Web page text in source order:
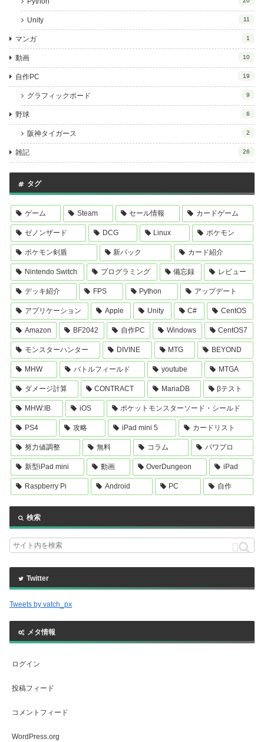
Unity 11
マンガ 1
動画 10
自作PC 19
グラフィックボード 9
野球 6
阪神タイガース 2
雑記 26
タグ
ゲーム Steam セール情報 カードゲーム
ゼノンザード DCG Linux ポケモン
ポケモン剣盾 新パック カード紹介
Nintendo Switch プログラミング 備忘録 レビュー
デッキ紹介 FPS Python アップデート
アプリケーション Apple Unity C# CentOS
Amazon BF2042 自作PC Windows CentOS7
モンスターハンター DIVINE MTG BEYOND
MHW バトルフィールド youtube MTGA
ダメージ計算 CONTRACT MariaDB βテスト
MHW:IB iOS ポケットモンスターソード・シールド
PS4 攻略 iPad mini 5 カードリスト
努力値調整 無料 コラム パワプロ
新型iPad mini 動画 OverDungeon iPad
Raspberry Pi Android PC 自作
検索
Twitter
Tweets by vatch_px
メタ情報
ログイン
投稿フィード
コメントフィード
WordPress.org